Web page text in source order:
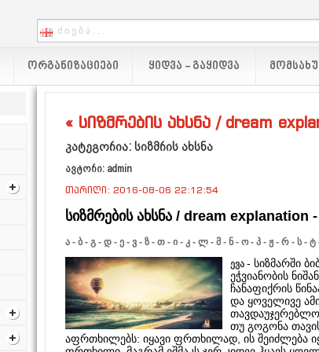
ᲝᲠᲒᲐᲜᲘᲖᲐᲪᲘᲔᲑᲘ ᲧᲘᲓᲕᲐ - ᲒᲐᲧᲘᲓᲕᲐ
« სიზმრების ახსნა / dream
კატეგორია: სიზმრის ახსნა
ავტორი: admin
თარიღი: 2016-08-06 22:12:54
სიზმრების ახსნა / dream explanation
ა - ბ - გ - დ - ე - ვ - ზ - თ - ი - კ - ლ - მ - ნ- ო- პ - ჟ - რ - ს - ტ
ევა - სიზმარში
ეჭვიანობის
ჩანაფიქრის
და ყოველივე
თუ გოგონა
აფრთხილებს: იყავი ფრთხილად, ის შეიძლება